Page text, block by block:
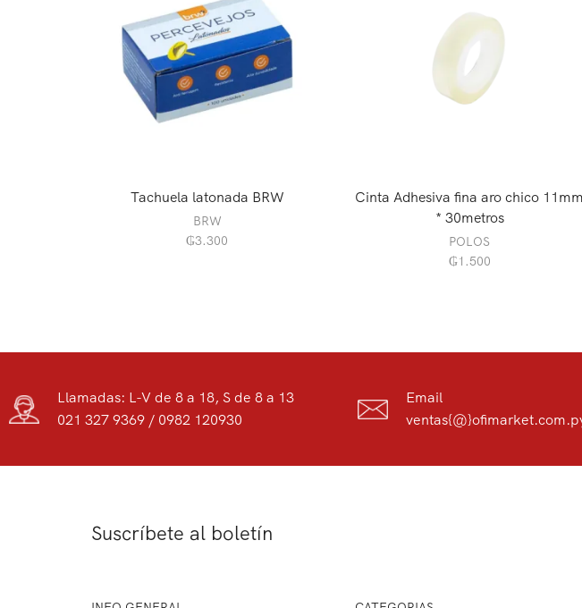
Tachuela latonada BRW
BRW
₲3.300
Cinta Adhesiva fina aro chico 11mm
* 30metros
POLOS
₲1.500
Llamadas: L-V de 8 a 18, S de 8 a 13
021 327 9369 / 0982 120930
Email
Suscríbete al boletín